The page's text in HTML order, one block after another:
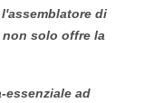
di
solo offre la
essenziale ad